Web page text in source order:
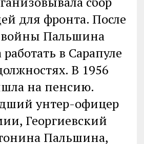
для фронта. После
Пальшина
в Сарапуле
В 1956
на пенсию.
унтер-офицер
Георгиевский
Пальшина,